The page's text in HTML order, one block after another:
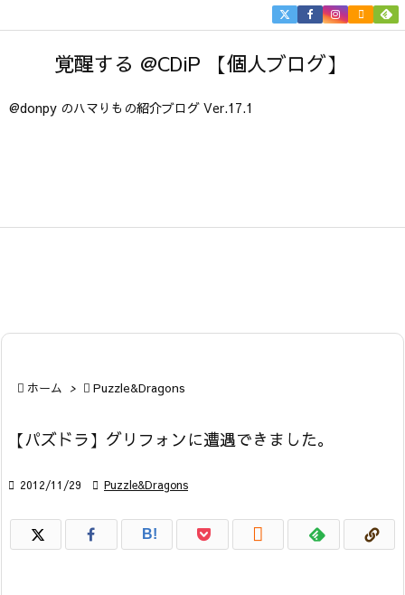
覚醒する @CDiP 【個人ブログ】
@donpy のハマりもの紹介ブログ Ver.17.1


 ホーム >  Puzzle&Dragons
【パズドラ】グリフォンに遭遇できました。
 2012/11/29  Puzzle&Dragons
B! 